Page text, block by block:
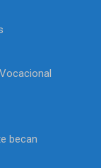
becan